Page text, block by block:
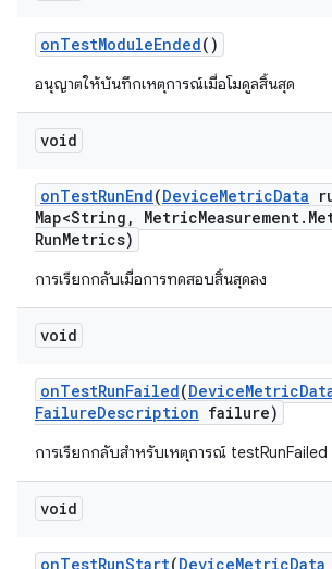
onTestModuleEnded()
อนุญาตให้บันทึกเหตุการณ์เมื่อโมดูลสิ้นสุด
void
onTestRunEnd(DeviceMetricData
Map<String , MetricMeasurement.
RunMetrics)
การเรียกกลับเมื่อการทดสอบสิ้นสุดลง
void
onTestRunFailed(DeviceMetric
FailureDescription failure)
การเรียกกลับสำหรับเหตุการณ์ testRunFailed
void
onTestRunStart(DeviceMetricData